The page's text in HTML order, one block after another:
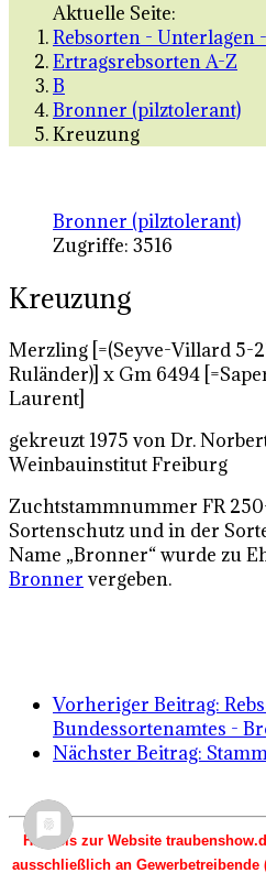
Aktuelle Seite:
Rebsorten - Unterlagen
Ertragsrebsorten A-Z
B
Bronner (pilztolerant)
Kreuzung
Bronner (pilztolerant)
Zugriffe: 3516
Kreuzung
Merzling [=(Seyve-Villard 5-
Ruländer)] x Gm 6494
Laurent]
gekreuzt 1975 von Dr.
Weinbauinstitut Freiburg
Zuchtstammnummer FR
Sortenschutz und in der
Name „Bronner“ wurde zu
Bronner vergeben.
Vorheriger Beitrag:
Bundessortenamtes -
Nächster Beitrag:
Hinweis zur Website
ausschließlich an Gewerbetreibende